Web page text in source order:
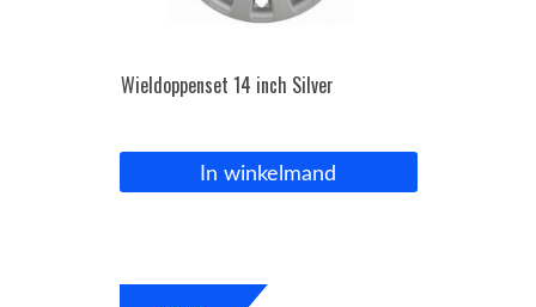
Wieldoppenset 14 inch Silver
In winkelmand